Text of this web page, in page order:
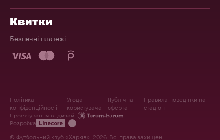
Квитки
Безпечні платежі
Політика
конфіденційності
Угода
користувача
Публічна
оферта
Правила поведінки на
стадіоні
Проектування та дизайн
Розробка
© Футбольний клуб «Харків». 2026. Всі права захищені.